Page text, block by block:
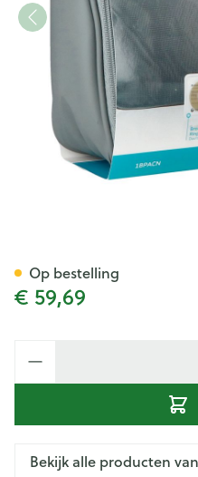
€ 59,69
Op bestelling
Bekijk alle producten